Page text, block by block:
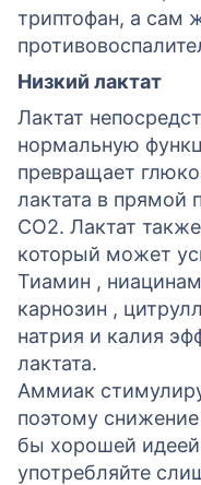
триптофан, а сам
Низкий лактат
Лактат
нормальную
превращает
лактата в прямой
CO2. Лактат
который может
Тиамин ,
карнозин ,
натрия и калия
лактата.
Аммиак
поэтому
бы хорошей
употребляйте